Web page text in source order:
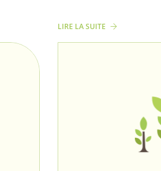
LIRE LA SUITE